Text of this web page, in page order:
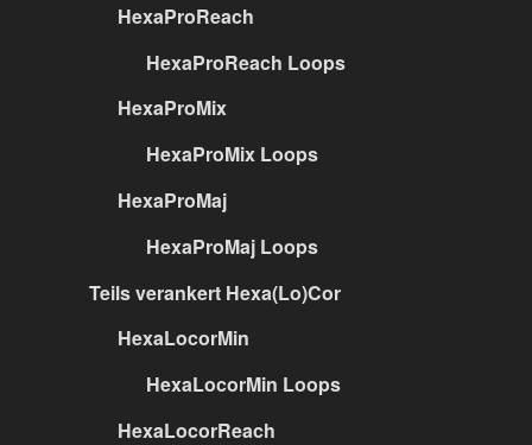
HexaProReach
HexaProReach Loops
HexaProMix
HexaProMix Loops
HexaProMaj
HexaProMaj Loops
Teils verankert Hexa(Lo)Cor
HexaLocorMin
HexaLocorMin Loops
HexaLocorReach